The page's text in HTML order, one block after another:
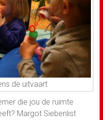
de uitvaart
die jou de ruimte
Margot Siebenlist